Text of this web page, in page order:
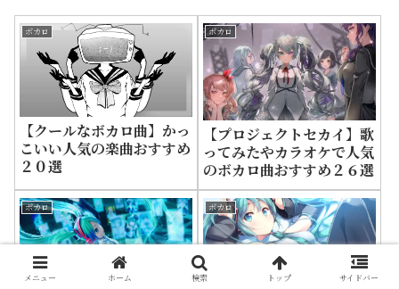
ボカロ
【クールなボカロ曲】かっ
こいい人気の楽曲おすすめ
２０選
ボカロ
【プロジェクトセカイ】歌
ってみたやカラオケで人気
のボカロ曲おすすめ２６選
ボカロ ボカロ
メニュー ホーム 検索 トップ サイドバー